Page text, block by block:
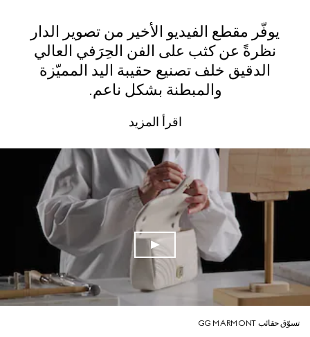
يوفّر مقطع الفيديو الأخير من تصوير الدار
نظرةً عن كثب على الفن الحِرَفي العالي
الدقيق خلف تصنيع حقيبة اليد المميّزة
والمبطنة بشكل ناعم.
اقرأ المزيد
تسوّق حقائب GG MARMONT